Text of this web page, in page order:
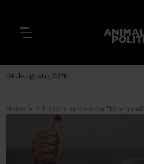
08 de agosto, 2026
Home > El hombre que va por “la